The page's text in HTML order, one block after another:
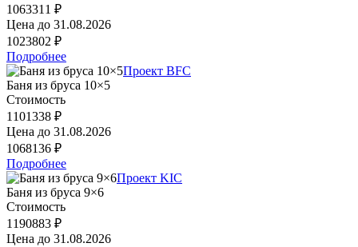
1063311 ₽
Цена до 31.08.2026
1023802 ₽
Подробнее
Проект BFC
Баня из бруса 10×5
Стоимость
1101338 ₽
Цена до 31.08.2026
1068136 ₽
Подробнее
Проект KIC
Баня из бруса 9×6
Стоимость
1190883 ₽
Цена до 31.08.2026